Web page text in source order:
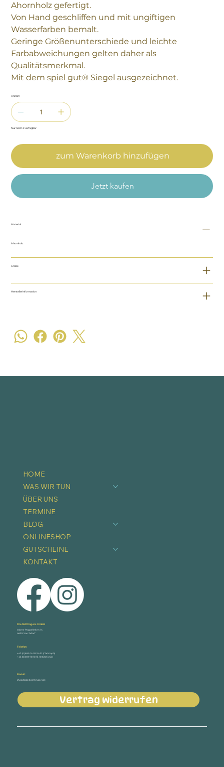
Ahornholz gefertigt.
Von Hand geschliffen und mit ungiftigen
Wasserfarben bemalt.
Geringe Größenunterschiede und leichte
Farbabweichungen gelten daher als
Qualitätsmerkmal.
Mit dem spiel gut® Siegel ausgezeichnet.
Anzahl
Nur noch 3 verfügbar
zum Warenkorb hinzufügen
Jetzt kaufen
Material
Ahornholz
Größe
Herstellerinformation
HOME
WAS WIR TUN
ÜBER UNS
TERMINE
BLOG
ONLINESHOP
GUTSCHEINE
KONTAKT
Die Stöttingers GmbH
Obere Pappelleiten 14
4655 Vorchdorf
Telefon
+43 (0) 699 14 05 54 51 (Christoph)
+43 (0) 699 18 10 13 18 (Stefanie)
E-Mail
shop@diestoettingers.at
Vertrag widerrufen